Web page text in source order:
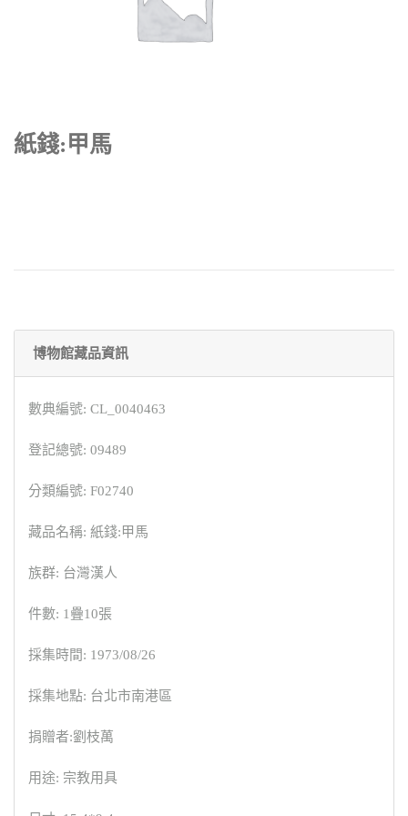
紙錢:甲馬
博物館藏品資訊
數典編號: CL_0040463
登記總號: 09489
分類編號: F02740
藏品名稱: 紙錢:甲馬
族群: 台灣漢人
件數: 1疊10張
採集時間: 1973/08/26
採集地點: 台北市南港區
捐贈者:劉枝萬
用途: 宗教用具